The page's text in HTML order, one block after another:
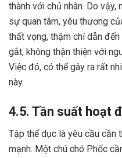
thành với chủ nhân. Do
sự quan tâm, yêu thương
thất vọng, thậm chí dẫn
gắt, không thận thiện với
Việc đó, có thể gây ra rất
này.
4.5. Tần suất hoạt
Tập thể dục là yêu cầu cần
mạnh. Một chú chó Phốc